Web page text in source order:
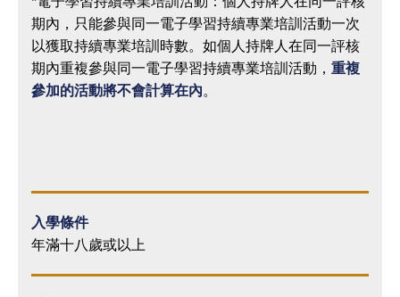
期內，只能參與同一電子學習持續專業培訓活動一次
以獲取持續專業培訓時數。如個人持牌人在同一評核
期內重複參與同一電子學習持續專業培訓活動， 重複
參加的活動將不會計算在內。
入學條件
年滿十八歲或以上